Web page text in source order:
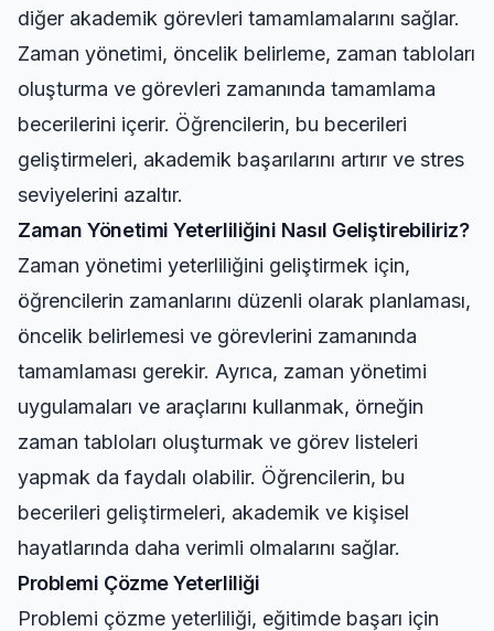
diğer akademik görevleri tamamlamalarını sağlar.
Zaman yönetimi, öncelik belirleme, zaman tabloları
oluşturma ve görevleri zamanında tamamlama
becerilerini içerir. Öğrencilerin, bu becerileri
geliştirmeleri, akademik başarılarını artırır ve stres
seviyelerini azaltır.
Zaman Yönetimi Yeterliliğini Nasıl Geliştirebiliriz?
Zaman yönetimi yeterliliğini geliştirmek için,
öğrencilerin zamanlarını düzenli olarak planlaması,
öncelik belirlemesi ve görevlerini zamanında
tamamlaması gerekir. Ayrıca, zaman yönetimi
uygulamaları ve araçlarını kullanmak, örneğin
zaman tabloları oluşturmak ve görev listeleri
yapmak da faydalı olabilir. Öğrencilerin, bu
becerileri geliştirmeleri, akademik ve kişisel
hayatlarında daha verimli olmalarını sağlar.
Problemi Çözme Yeterliliği
Problemi çözme yeterliliği, eğitimde başarı için